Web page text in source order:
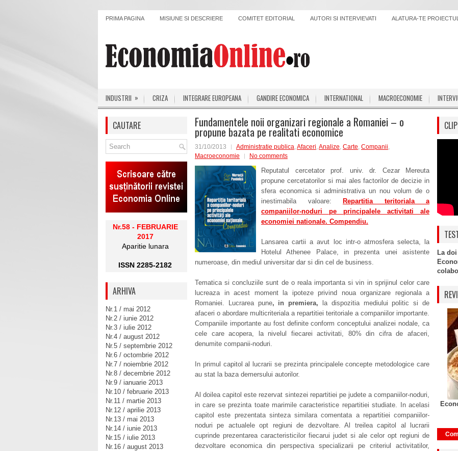
PRIMA PAGINA MISIUNE SI DESCRIERE COMITET EDITORIAL AUTORI SI INTERVIEVATI ALATURA-TE
INDUSTRII » CRIZA INTEGRARE EUROPEANA GANDIRE ECONOMICA INTERNATIONAL MACROECONOMIE
Fundamentele noii organizari regionale a Romaniei – o
propune bazata pe realitati economice
31/10/2013 Administratie publica,Afaceri,Analize, Carte, Companii,
Macroeconomie
No comments
Reputatul cercetator prof. univ. dr. Cezar Mereuta
propune cercetatorilor si mai ales factorilor de decizie in
sfera economica si administrativa un nou volum de o
inestimabila valoare:
Repartitia teritoriala a
companiilor-noduri pe principalele activitati ale
economiei nationale. Compendiu.
Lansarea cartii a avut loc intr-o atmosfera selecta, la
Hotelul Athenee Palace, in prezenta unei asistente
numeroase, din mediul universitar dar si din cel de business.
Tematica si concluziile sunt de o reala importanta si vin in sprijinul celor care
lucreaza in acest moment la ipoteze privind noua organizare regionala a
Romaniei. Lucrarea pune, in premiera, la dispozitia mediului politic si de
afaceri o abordare multicriteriala a repartitiei teritoriale a companiilor importante.
Companiile importante au fost definite conform conceptului analizei nodale, ca
cele care acopera, la nivelul fiecarei activitati, 80% din cifra de afaceri,
denumite companii-noduri.
In primul capitol al lucrarii se prezinta principalele concepte metodologice care
au stat la baza demersului autorilor.
Al doilea capitol este rezervat sintezei repartitiei pe judete a companiilor-noduri,
in care se prezinta toate marimile caracteristice repartitiei studiate. In acelasi
capitol este prezentata sinteza similara comentata a repartitiei companiilor-
noduri pe actualele opt regiuni de dezvoltare. Al treilea capitol al lucrarii
cuprinde prezentarea caracteristicilor fiecarui judet si ale celor opt regiuni de
dezvoltare economica din perspectiva specializarii pe criteriul activitatilor,
CAUTARE
Nr.58 - FEBRUARIE
2017
Aparitie lunara
ISSN 2285-2182
ARHIVA
Nr.1 / mai 2012
Nr.2 / iunie 2012
Nr.3 / iulie 2012
Nr.4 / august 2012
Nr.5 / septembrie 2012
Nr.6 / octombrie 2012
Nr.7 / noiembrie 2012
Nr.8 / decembrie 2012
Nr.9 / ianuarie 2013
Nr.10 / februarie 2013
Nr.11 / martie 2013
Nr.12 / aprilie 2013
Nr.13 / mai 2013
Nr.14 / iunie 2013
Nr.15 / iulie 2013
Nr.16 / august 2013
La